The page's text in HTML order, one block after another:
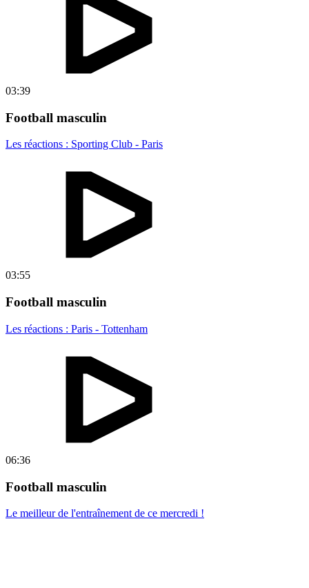
03:39
Football masculin
Les réactions : Sporting Club - Paris
03:55
Football masculin
Les réactions : Paris - Tottenham
06:36
Football masculin
Le meilleur de l'entraînement de ce mercredi !